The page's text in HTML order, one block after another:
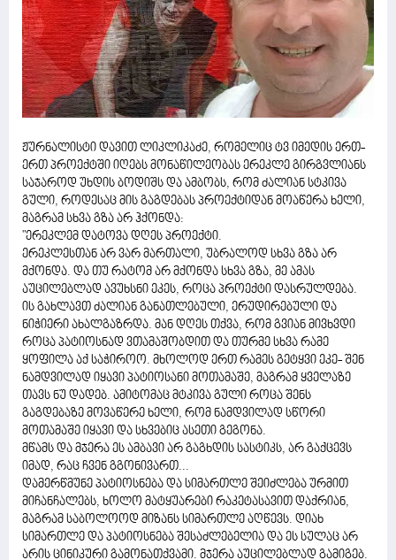
ჟურნალისტი დავით ლიკლიკაძე, რომელიც ტვ იმედის ერთ-
ერთ პროექტში იღებს მონაწილეობას ერეკლე გირგვლიანს
საჯაროდ უხდის ბოდიშს და ამბობს, რომ ძალიან სტკივა
გული, როდესაც მის გაგდებას პროექტიდან მოაწერა ხელი,
მაგრამ სხვა გზა არ ჰქონდა:
"ერეკლემ დატოვა დღეს პროექტი.
ერეკლესთან არ ვარ მართალი, უბრალოდ სხვა გზა არ
მქონდა. და თუ რატომ არ მქონდა სხვა გზა, მე ამას
აუცილებლად ავუხსნი ეკეს, როცა პროექტი დასრულდება.
ის გახლავთ ძალიან განათლებული, ერუდირებული და
ნიჭიერი ახალგაზრდა. მან დღეს თქვა, რომ გვიან მივხვდი
როცა პატიოსნად ვთამაშობდით და თურმე სხვა რამე
ყოფილა აქ საჭიროო. მხოლოდ ერთ რამეს გეტყვი ეკე- შენ
ნამდვილად იყავი პატიოსანი მოთამაშე, მაგრამ ყველაზე
თავს ნუ დადებ. ამიტომაც მტკივა გული როცა შენს
გაგდებაზე მოვაწერე ხელი, რომ ნამდვილად სწორი
მოთამაშე იყავი და სხვებიც ასეთი გეგონა.
მწამს და მჯერა ეს ამბავი არ გაგხდის სასტიკს, არ გაქცევს
იმად, რაც ჩვენ გგონივართ...
დამერწმუნე პატიოსნება და სიმართლე შეიძლება ურმით
მიჩანჩალებს, ხოლო მატყუარები რაკეტასავით დაქრიან,
მაგრამ საბოლოოდ მიზანს სიმართლე აღწევს. დიახ
სიმართლე და პატიოსნება შესაძლებელია და ეს სულაც არ
არის ცინიკური გამონათქვამი. მჯერა აუცილებლად გამიგებ.